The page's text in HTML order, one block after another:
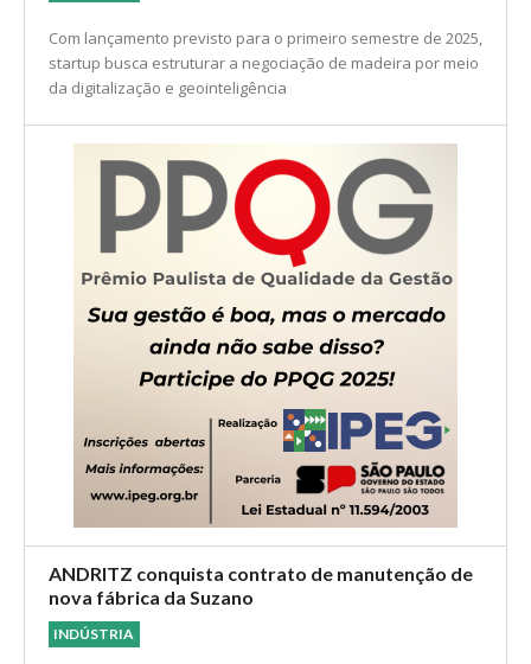
Com lançamento previsto para o primeiro semestre de 2025,
startup busca estruturar a negociação de madeira por meio
da digitalização e geointeligência
ANDRITZ conquista contrato de manutenção de
nova fábrica da Suzano
INDÚSTRIA